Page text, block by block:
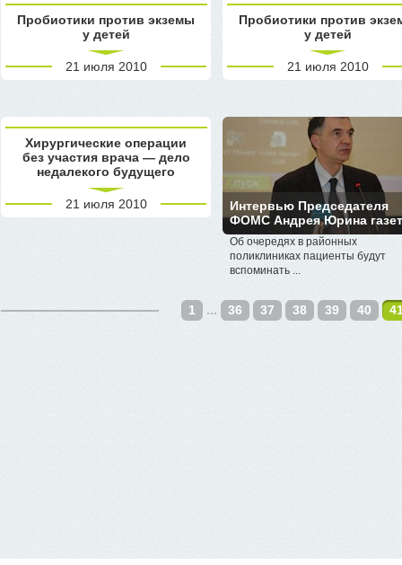
Пробиотики против экземы
у детей
21 июля 2010
Пробиотики против
у детей
21 июля 2010
Хирургические операции
без участия врача — дело
недалекого будущего
21 июля 2010
Интервью Председателя
ФОМС Андрея Юрина
Об очередях в районных
поликлиниках пациенты будут
вспоминать ...
1 ... 36 37 38 39 40